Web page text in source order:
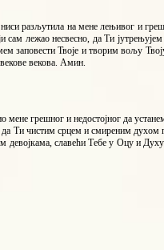
разљутила на мене лењивог и
сам лежао несвесно, да Ти
заповести Твоје и творим вољу
векова. Амин.
грешног и недостојног да
да Ти чистим срцем и смиреним духом
девојкама, славећи Тебе у Оцу и